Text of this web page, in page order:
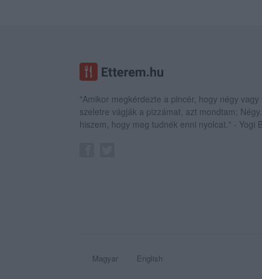
"Amikor megkérdezte a pincér, hogy négy vagy
szeletre vágják a pizzámat, azt mondtam;
hiszem, hogy meg tudnék enni nyolcat." - Yogi
Magyar English